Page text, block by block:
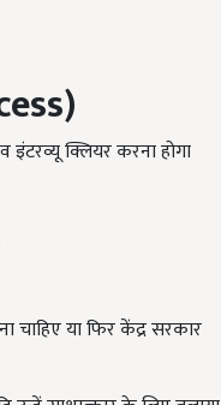
क्लियर करना होगा
चाहिए या फिर केंद्र सरकार